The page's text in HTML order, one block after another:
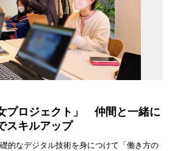
プロジェクト」 仲間と一緒に
スキルアップ
的なデジタル技術を身につけて「働き方の